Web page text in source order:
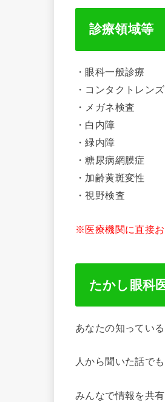
診療領域等
・眼科一般診療
・コンタクトレン
・メガネ検査
・白内障
・緑内障
・糖尿病網膜症
・加齢黄斑変性
・視野検査
※医療機関に直接お
たかし眼科
あなたの知ってい
人から聞いた話で
みんなで情報を共